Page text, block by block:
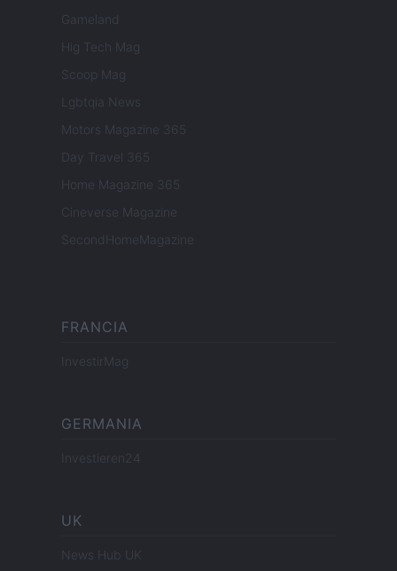
Gameland
Hig Tech Mag
Scoop Mag
Lgbtqia News
Motors Magazine 365
Day Travel 365
Home Magazine 365
Cineverse Magazine
SecondHomeMagazine
FRANCIA
InvestirMag
GERMANIA
Investieren24
UK
News Hub UK